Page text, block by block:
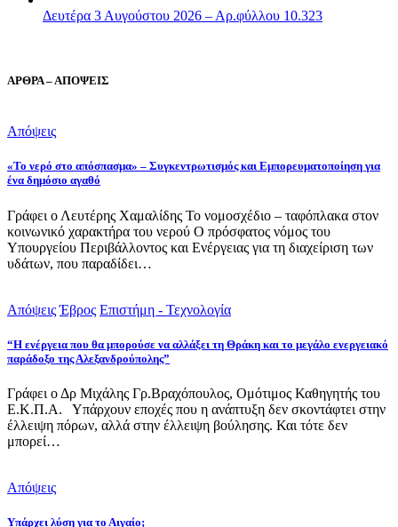
Δευτέρα 3 Αυγούστου 2026 – Αρ.φύλλου 10.323
ΑΡΘΡΑ – ΑΠΟΨΕΙΣ
Απόψεις
«Το νερό στο απόσπασμα» – Συγκεντρωτισμός και Εμπορευματοποίηση για
ένα δημόσιο αγαθό
Γράφει ο Λευτέρης Χαμαλίδης Το νομοσχέδιο – ταφόπλακα στον
κοινωνικό χαρακτήρα του νερού Ο πρόσφατος νόμος του
Υπουργείου Περιβάλλοντος και Ενέργειας για τη διαχείριση των
υδάτων, που παραδίδει…
Απόψεις Έβρος Επιστήμη - Τεχνολογία
“Η ενέργεια που θα μπορούσε να αλλάξει τη Θράκη και το μεγάλο ενεργειακό
παράδοξο της Αλεξανδρούπολης”
Γράφει ο Δρ Μιχάλης Γρ.Βραχόπουλος, Ομότιμος Καθηγητής του
Ε.Κ.Π.Α. Υπάρχουν εποχές που η ανάπτυξη δεν σκοντάφτει στην
έλλειψη πόρων, αλλά στην έλλειψη βούλησης. Και τότε δεν
μπορεί…
Απόψεις
Υπάρχει λύση για το Αιγαίο;